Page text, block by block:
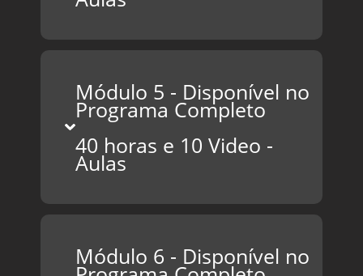
Módulo 5 - Disponível no
Programa Completo
40 horas e 10 Video -
Aulas
Módulo 6 - Disponível no